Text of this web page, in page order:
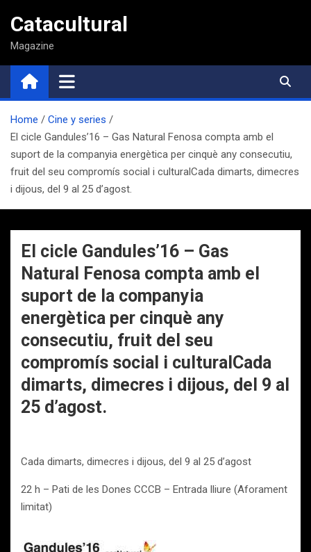
contenido
Catacultural
Magazine
Home
Cine y series
El cicle Gandules’16 – Gas Natural Fenosa compta amb el
suport de la companyia energètica per cinquè any consecutiu,
fruit del seu compromís social i culturalCada dimarts, dimecres
i dijous, del 9 al 25 d’agost.
El cicle Gandules’16 – Gas
Natural Fenosa compta amb el
suport de la companyia
energètica per cinquè any
consecutiu, fruit del seu
compromís social i culturalCada
dimarts, dimecres i dijous, del 9 al
25 d’agost.
Cada dimarts, dimecres i dijous, del 9 al 25 d’agost
22 h – Pati de les Dones CCCB – Entrada lliure (Aforament
limitat)